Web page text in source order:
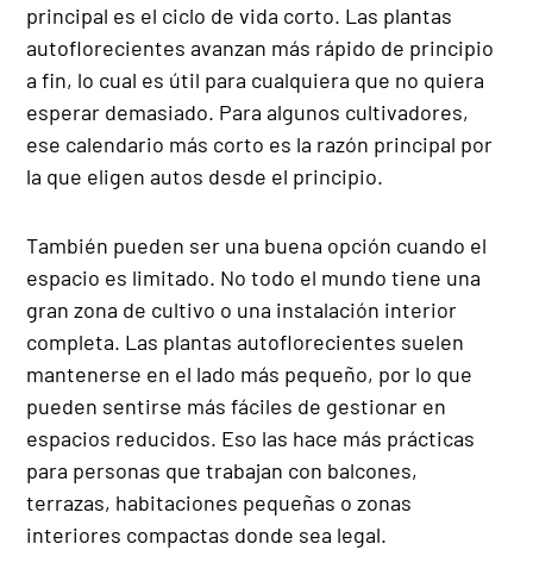
principal es el ciclo de vida corto. Las plantas
autoflorecientes avanzan más rápido de principio
a fin, lo cual es útil para cualquiera que no quiera
esperar demasiado. Para algunos cultivadores,
ese calendario más corto es la razón principal por
la que eligen autos desde el principio.
También pueden ser una buena opción cuando el
espacio es limitado. No todo el mundo tiene una
gran zona de cultivo o una instalación interior
completa. Las plantas autoflorecientes suelen
mantenerse en el lado más pequeño, por lo que
pueden sentirse más fáciles de gestionar en
espacios reducidos. Eso las hace más prácticas
para personas que trabajan con balcones,
terrazas, habitaciones pequeñas o zonas
interiores compactas donde sea legal.